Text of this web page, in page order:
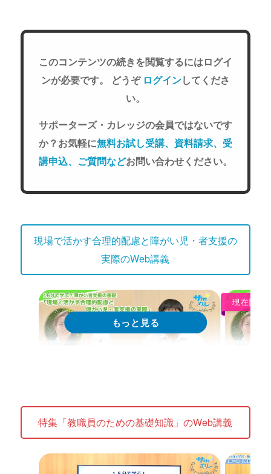
このコンテンツの続きを閲覧するにはログイ
ンが必要です。 どうぞ ログインしてくださ
い。
サポーターズ・カレッジの会員ではないです
か？お気軽に無料お試し受講、資料請求、受
講申込、ご質問などお問い合わせください。
現場で活かす合理的配慮と障がい児・者支援の
実際のWeb講義
15分で学ぶ！障がい者支援の基礎｜
第1回「合理的配慮の具体的方法」
Web講義を視聴する
現在閲覧
15分で
しやす
特集「教職員のための基礎知識」のWeb講義